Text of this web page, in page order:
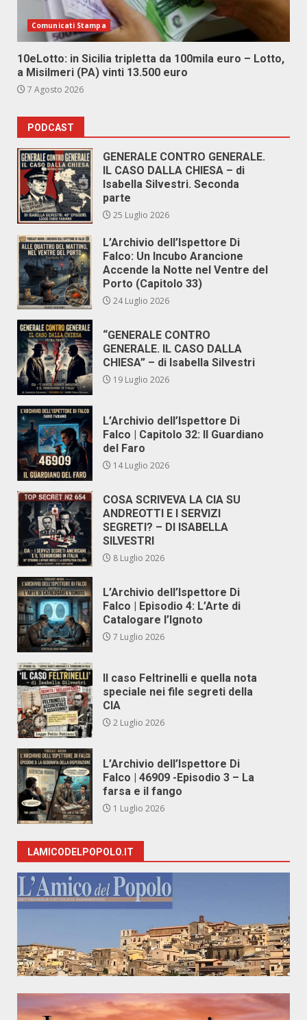
Comunicati Stampa
10eLotto: in Sicilia tripletta da 100mila euro – Lotto,
a Misilmeri (PA) vinti 13.500 euro
7 Agosto 2026
PODCAST
GENERALE CONTRO GENERALE.
IL CASO DALLA CHIESA – di
Isabella Silvestri. Seconda
parte
25 Luglio 2026
L’Archivio dell’Ispettore Di
Falco: Un Incubo Arancione
Accende la Notte nel Ventre del
Porto (Capitolo 33)
24 Luglio 2026
“GENERALE CONTRO
GENERALE. IL CASO DALLA
CHIESA” – di Isabella Silvestri
19 Luglio 2026
L’Archivio dell’Ispettore Di
Falco | Capitolo 32: Il Guardiano
del Faro
14 Luglio 2026
COSA SCRIVEVA LA CIA SU
ANDREOTTI E I SERVIZI
SEGRETI? – DI ISABELLA
SILVESTRI
8 Luglio 2026
L’Archivio dell’Ispettore Di
Falco | Episodio 4: L’Arte di
Catalogare l’Ignoto
7 Luglio 2026
Il caso Feltrinelli e quella nota
speciale nei file segreti della
CIA
2 Luglio 2026
L’Archivio dell’Ispettore Di
Falco | 46909 -Episodio 3 – La
farsa e il fango
1 Luglio 2026
LAMICODELPOPOLO.IT